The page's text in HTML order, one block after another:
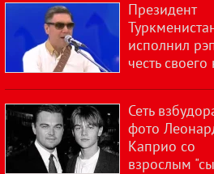
Президент
исполнил
честь своего
Сеть
фото
Каприо со
взрослым